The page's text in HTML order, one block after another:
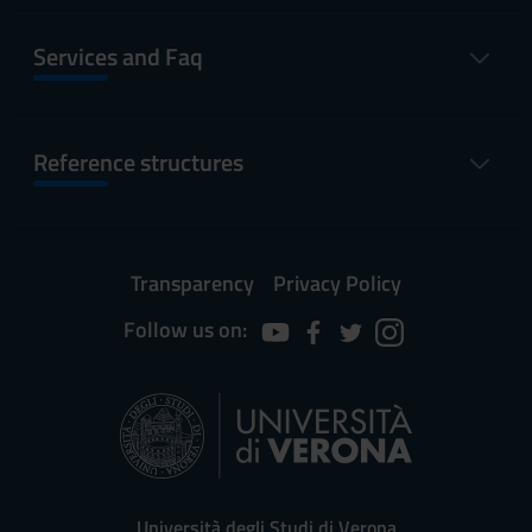
Services and Faq
Reference structures
Transparency
Privacy Policy
Follow us on: